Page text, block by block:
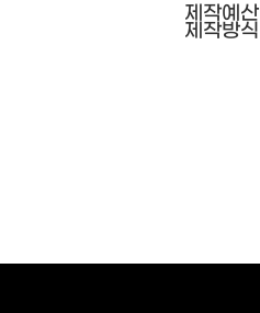
제작예산
제작방식